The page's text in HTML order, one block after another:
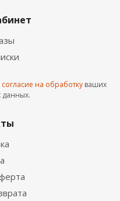
Ясень Камень
согласие на обработку ваших
данных.